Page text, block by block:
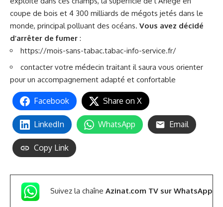
coupe de bois et 4 300 milliards de mégots jetés dans le
monde, principal polluant des océans. Vous avez décidé
d’arrêter de fumer :
https://mois-sans-tabac.tabac-info-service.fr/
contacter votre médecin traitant il saura vous orienter
pour un accompagnement adapté et confortable
Facebook Share on X
LinkedIn WhatsApp Email
Copy Link
Suivez la chaîne Azinat.com TV sur WhatsApp